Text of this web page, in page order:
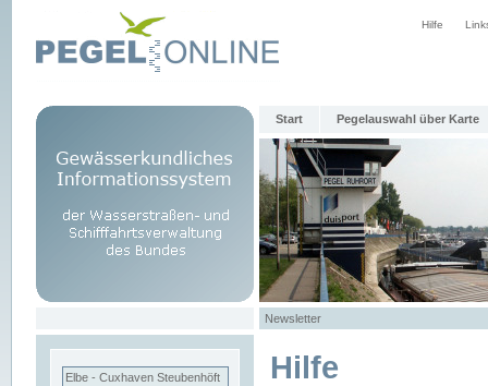
Hilfe
Start Pegelauswahl über Karte
Newsletter
Elbe - Cuxhaven Steubenhöft Hilfe